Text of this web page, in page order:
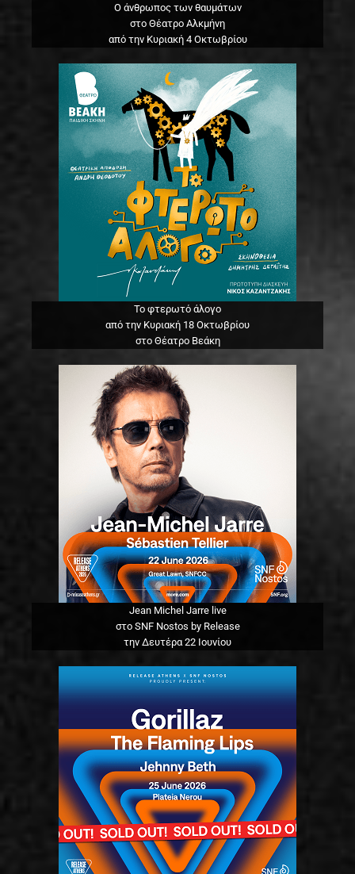
Ο άνθρωπος των θαυμάτων
στο Θέατρο Αλκμήνη
από την Κυριακή 4 Οκτωβρίου
Το φτερωτό άλογο
από την Κυριακή 18 Οκτωβρίου
στο Θέατρο Βεάκη
Jean Michel Jarre live
στο SNF Nostos by Release
την Δευτέρα 22 Ιουνίου